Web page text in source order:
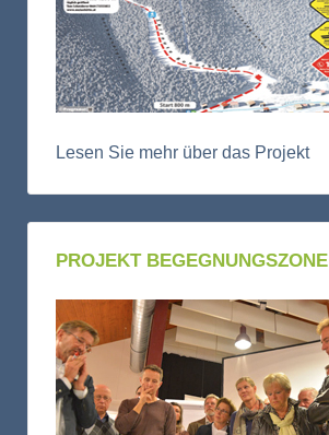
Lesen Sie mehr über das Projekt
PROJEKT BEGEGNUNGSZONE